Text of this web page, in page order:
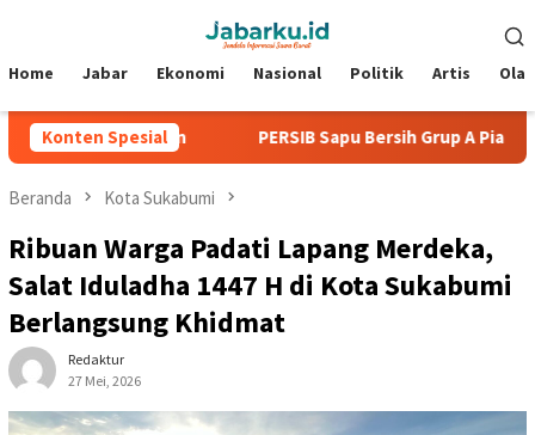
Mobile
Home Jabar Ekonomi Nasional Politik Artis
Konten Spesial
Kebobolan PERSIB Sapu Bersih Grup A Piala
Beranda Kota Sukabumi
Ribuan Warga Padati Lapang Merdeka,
Salat Iduladha 1447 H di Kota Sukabumi
Berlangsung Khidmat
Redaktur
27 Mei, 2026